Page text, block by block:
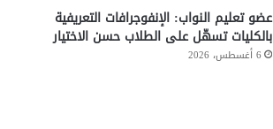
عضو تعليم النواب: الإنفوجرافات التعريفية
بالكليات تسهّل على الطلاب حسن الاختيار
6 أغسطس، 2026